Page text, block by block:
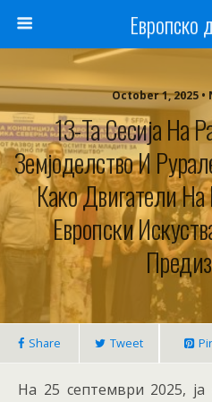
Европско
October 1, 2025
13-Та Сесија На
Земјоделство И
Како Двигатели На
Европски
Share Tweet
На 25 септември 2025,